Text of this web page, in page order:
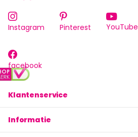
Klantenservice
Informatie
Instagram Pinterest YouTube
facebook